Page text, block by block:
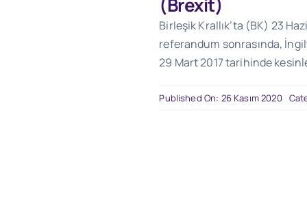
Birleşik Krallık’ta (BK) 23
referandum sonrasında,
29 Mart 2017 tarihinde
Published On: 26 Kasım 2020